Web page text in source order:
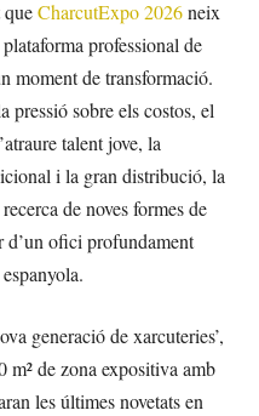
queCharcutExpo 2026neix
professional de
moment de transformació.
pressió sobre els costos, el
talent jove, la
i la gran distribució, la
de noves formes de
d’un ofici profundament
generació de xarcuteries’,
m² de zona expositiva amb
les últimes novetats en